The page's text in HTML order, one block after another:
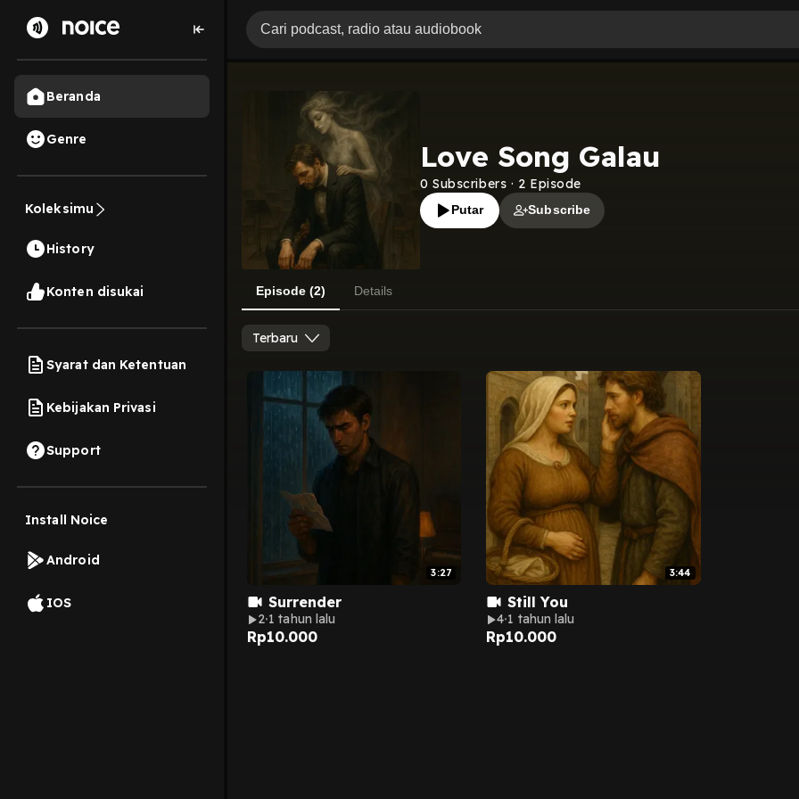
Beranda
Genre
Koleksimu
History
Konten disukai
Syarat dan Ketentuan
Kebijakan Privasi
Support
Install Noice
Android
IOS
Love Song Galau
0 Subscribers · 2 Episode
Putar Subscribe
Episode (2) Details
Terbaru
3:27
Surrender
2 1 tahun lalu
Rp10.000
3:44
Still You
4 1 tahun lalu
Rp10.000